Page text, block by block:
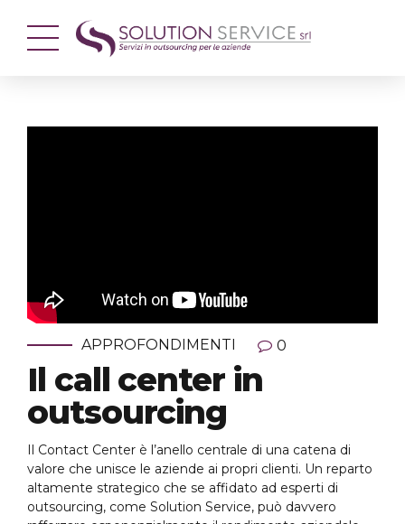
APPROFONDIMENTI 0
Il call center in
outsourcing
Il Contact Center è l’anello centrale di una catena di
valore che unisce le aziende ai propri clienti. Un reparto
altamente strategico che se affidato ad esperti di
outsourcing, come Solution Service, può davvero